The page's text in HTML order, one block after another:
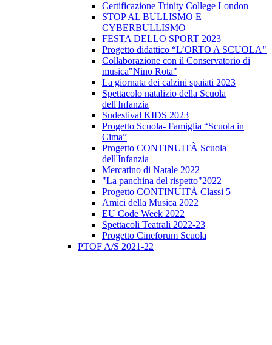
Certificazione Trinity College London
STOP AL BULLISMO E
CYBERBULLISMO
FESTA DELLO SPORT 2023
Progetto didattico “L’ORTO A SCUOLA"
Collaborazione con il Conservatorio di
musica"Nino Rota"
La giornata dei calzini spaiati 2023
Spettacolo natalizio della Scuola
dell'Infanzia
Sudestival KIDS 2023
Progetto Scuola- Famiglia “Scuola in
Cima”
Progetto CONTINUITÀ Scuola
dell'Infanzia
Mercatino di Natale 2022
"La panchina del rispetto"2022
Progetto CONTINUITÀ Classi 5
Amici della Musica 2022
EU Code Week 2022
Spettacoli Teatrali 2022-23
Progetto Cineforum Scuola
PTOF A/S 2021-22